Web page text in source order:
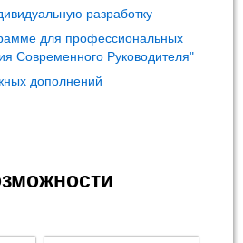
разработку
для профессиональных
Современного Руководителя"
дополнений